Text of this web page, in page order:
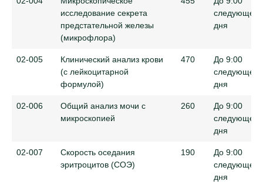
исследование секрета
предстательной железы
(микрофлора)
следующего
дня
02-005
Клинический анализ крови
(c лейкоцитарной
формулой)
470
До 9:00
следующего
дня
02-006
Общий анализ мочи с
микроскопией
260
До 9:00
следующего
дня
02-007
Скорость оседания
эритроцитов (СОЭ)
190
До 9:00
следующего
дня